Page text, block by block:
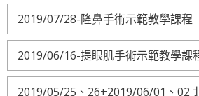
2019/07/28-隆鼻手術示範教學課程
2019/06/16-提眼肌手術示範教學課
2019/05/25、26+2019/06/01、02